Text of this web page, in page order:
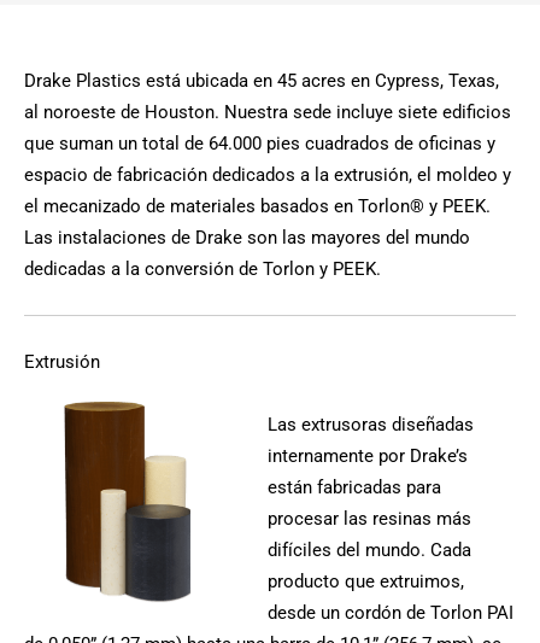
Drake Plastics está ubicada en 45 acres en Cypress, Texas,
al noroeste de Houston. Nuestra sede incluye siete edificios
que suman un total de 64.000 pies cuadrados de oficinas y
espacio de fabricación dedicados a la extrusión, el moldeo y
el mecanizado de materiales basados en Torlon® y PEEK.
Las instalaciones de Drake son las mayores del mundo
dedicadas a la conversión de Torlon y PEEK.
Extrusión
Las extrusoras diseñadas
internamente por Drake’s
están fabricadas para
procesar las resinas más
difíciles del mundo. Cada
producto que extruimos,
desde un cordón de Torlon PAI